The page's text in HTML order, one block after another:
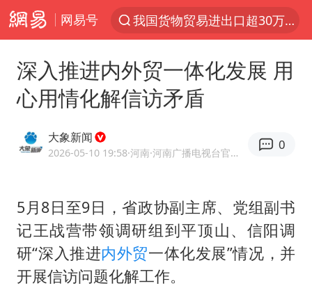
网易号
我国货物贸易进出口超30万亿元
佛山通报笔试前13被淘汰后5名进体检
台风白海豚加强
国防部回应日本试射“战斧”导弹
A股三大股指收涨
泰国校园枪击案死亡人数升至7人
泰国枪击案凶手先杀祖父母后行凶
深入推进内外贸一体化发展 用
心用情化解信访矛盾
大象新闻
2026-05-10 19:58·河南 ·河南广播电视台官方网易号
0
5月8日至9日，省政协副主席、党组副书
记王战营带领调研组到平顶山、信阳调
研“深入推进内外贸一体化发展”情况，并
开展信访问题化解工作。